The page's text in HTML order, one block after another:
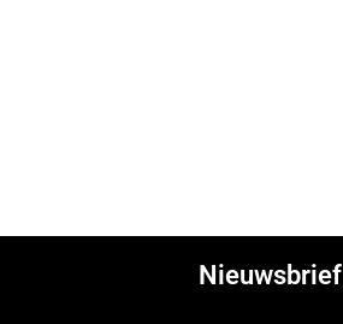
Nieuwsbrief